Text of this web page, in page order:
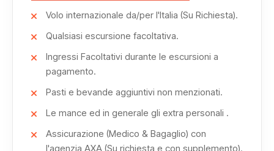
l’essenza di un’esperienza autentica nell’Egitto deserto.
Volo internazionale da/per l'Italia (Su Richiesta).
Qualsiasi escursione facoltativa.
Ingressi Facoltativi durante le escursioni a
pagamento.
Pasti e bevande aggiuntivi non menzionati.
Le mance ed in generale gli extra personali .
Assicurazione (Medico & Bagaglio) con
l'agenzia AXA (Su richiesta e con supplemento).